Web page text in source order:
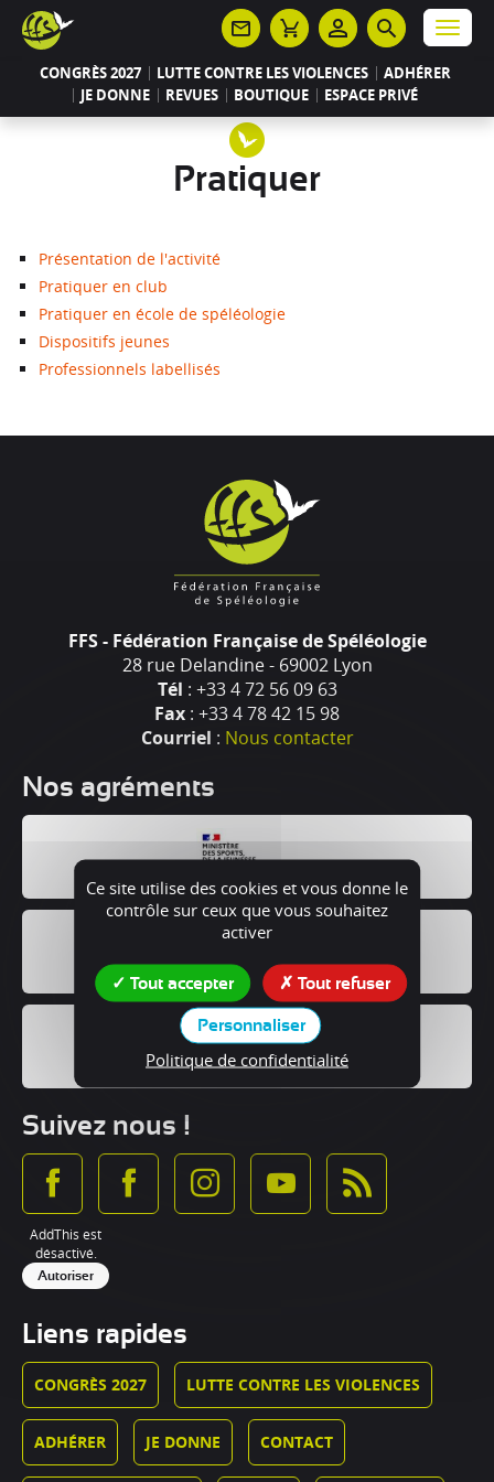
CONGRÈS 2027 LUTTE CONTRE LES VIOLENCES
ADHÉRER
JE DONNE
REVUES BOUTIQUE ESPACE PRIVÉ
Menu
Pratiquer
Présentation de l'activité
Pratiquer en club
Pratiquer en école de spéléologie
Dispositifs jeunes
Professionnels labellisés
FFS - Fédération Française de Spéléologie
28 rue Delandine - 69002 Lyon
Tél : +33 4 72 56 09 63
Fax : +33 4 78 42 15 98
Courriel : Nous contacter
Nos agréments
Suivez nous !
AddThis est
désactivé.
Autoriser
Liens rapides
CONGRÈS 2027 LUTTE CONTRE LES VIOLENCES
ADHÉRER JE DONNE CONTACT
Panneau de gestion des cookies
Ce site utilise des cookies et vous donne le
contrôle sur ceux que vous souhaitez
activer
Tout accepter Tout refuser
Personnaliser
Politique de confidentialité